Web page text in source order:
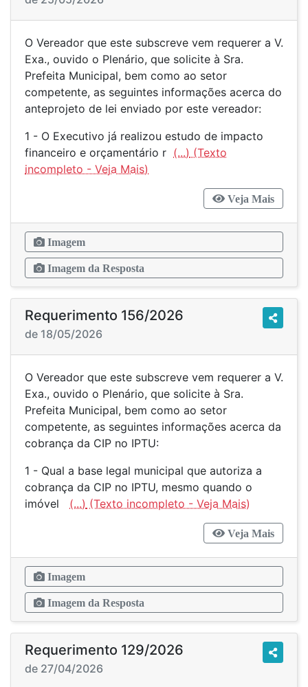
O Vereador que este subscreve vem requerer a V.
Exa., ouvido o Plenário, que solicite à Sra.
Prefeita Municipal, bem como ao setor
competente, as seguintes informações acerca do
anteprojeto de lei enviado por este vereador:
1 - O Executivo já realizou estudo de impacto
financeiro e orçamentário r (...)
Veja Mais
Imagem
Imagem da Resposta
Requerimento 156/2026
de 18/05/2026
O Vereador que este subscreve vem requerer a V.
Exa., ouvido o Plenário, que solicite à Sra.
Prefeita Municipal, bem como ao setor
competente, as seguintes informações acerca da
cobrança da CIP no IPTU:
1 - Qual a base legal municipal que autoriza a
cobrança da CIP no IPTU, mesmo quando o
imóvel (...)
Veja Mais
Imagem
Imagem da Resposta
Requerimento 129/2026
de 27/04/2026